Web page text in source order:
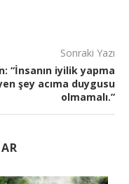
Sonraki Yazı
“İnsanın iyilik yapma
şey acıma duygusu
olmamalı.”